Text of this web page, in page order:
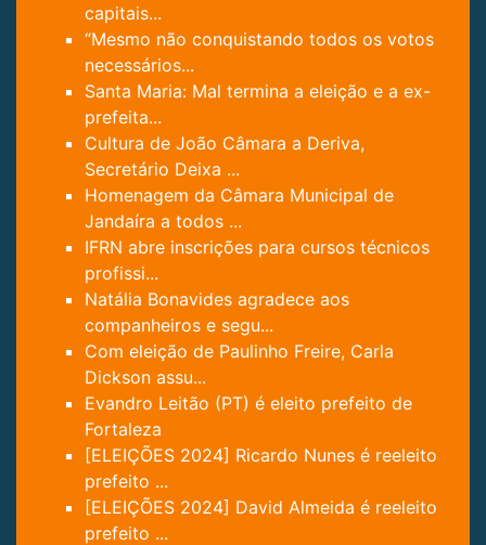
capitais...
“Mesmo não conquistando todos os votos
necessários...
Santa Maria: Mal termina a eleição e a ex-
prefeita...
Cultura de João Câmara a Deriva,
Secretário Deixa ...
Homenagem da Câmara Municipal de
Jandaíra a todos ...
IFRN abre inscrições para cursos técnicos
profissi...
Natália Bonavides agradece aos
companheiros e segu...
Com eleição de Paulinho Freire, Carla
Dickson assu...
Evandro Leitão (PT) é eleito prefeito de
Fortaleza
[ELEIÇÕES 2024] Ricardo Nunes é reeleito
prefeito ...
[ELEIÇÕES 2024] David Almeida é reeleito
prefeito ...